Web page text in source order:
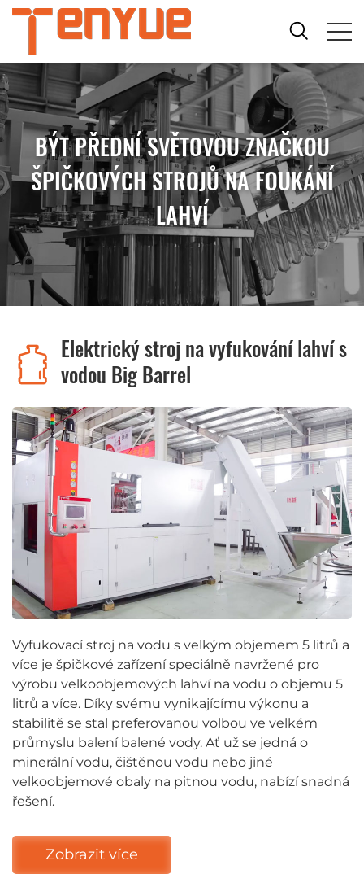
BÝT PŘEDNÍ SVĚTOVOU ZNAČKOU
ŠPIČKOVÝCH STROJŮ NA FOUKÁNÍ
LAHVÍ
Elektrický stroj na vyfukování lahví s
vodou Big Barrel
Vyfukovací stroj na vodu s velkým objemem 5 litrů a
více je špičkové zařízení speciálně navržené pro
výrobu velkoobjemových lahví na vodu o objemu 5
litrů a více. Díky svému vynikajícímu výkonu a
stabilitě se stal preferovanou volbou ve velkém
průmyslu balení balené vody. Ať už se jedná o
minerální vodu, čištěnou vodu nebo jiné
velkoobjemové obaly na pitnou vodu, nabízí snadná
řešení.
Zobrazit více